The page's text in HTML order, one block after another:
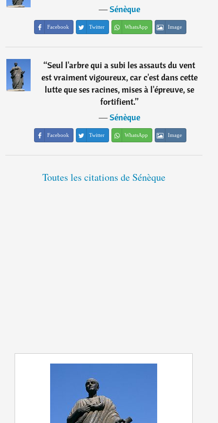
―Sénèque
Facebook Twitter WhatsApp Image
“Seul l'arbre qui a subi les assauts du vent
est vraiment vigoureux, car c'est dans cette
lutte que ses racines, mises à l'épreuve, se
fortifient.”
―Sénèque
Facebook Twitter WhatsApp Image
Toutes les citations de Sénèque